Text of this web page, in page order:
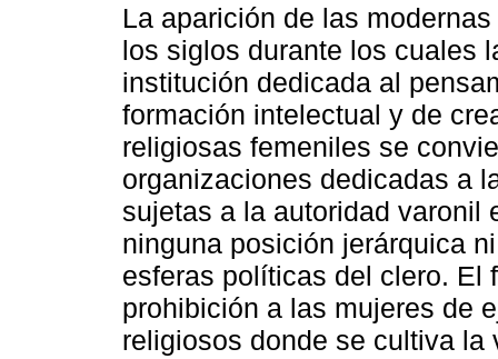
La aparición de las
los siglos durante los cuales
institución dedicada al
formación intelectual y de
religiosas femeniles se
organizaciones dedicadas a
sujetas a la autoridad varonil
ninguna posición jerárquica
esferas políticas del clero. El
prohibición a las mujeres de
religiosos donde se cultiva